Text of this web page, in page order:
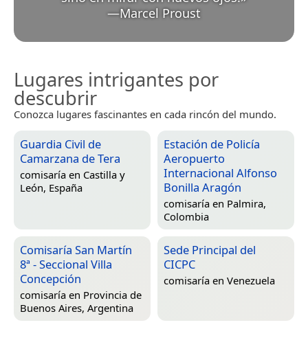
—Marcel Proust
Lugares intrigantes por
descubrir
Conozca lugares fascinantes en cada rincón del mundo.
Guardia Civil de
Camarzana de Tera
comisaría en Castilla y
León, España
Estación de Policía
Aeropuerto
Internacional Alfonso
Bonilla Aragón
comisaría en Palmira,
Colombia
Comisaría San Martín
8ª - Seccional Villa
Concepción
comisaría en Provincia de
Buenos Aires, Argentina
Sede Principal del
CICPC
comisaría en Venezuela